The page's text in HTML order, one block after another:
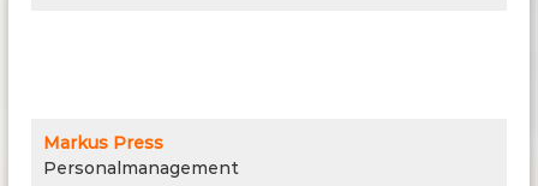
Markus Press
Personalmanagement